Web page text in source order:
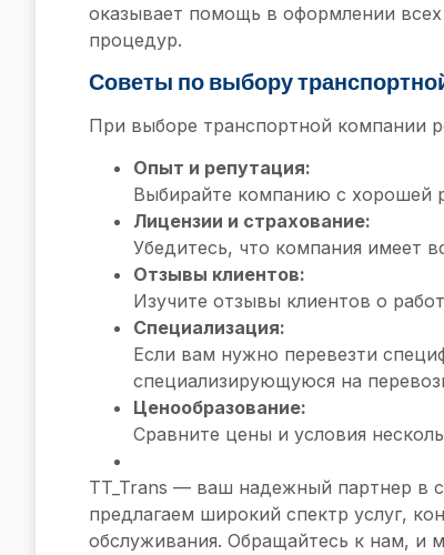
оказывает помощь в оформлении
процедур.
Советы по выбору
При выборе транспортной компании
Опыт и репутация:
Выбирайте компанию с хорошей
Лицензии и страхование:
Убедитесь, что компания имеет
Отзывы клиентов:
Изучите отзывы клиентов о
Специализация:
Если вам нужно перевезти
специализирующуюся на
Ценообразование:
Сравните цены и условия
TT_Trans — ваш надежный партнер в
предлагаем широкий спектр услуг,
обслуживания. Обращайтесь к нам, и